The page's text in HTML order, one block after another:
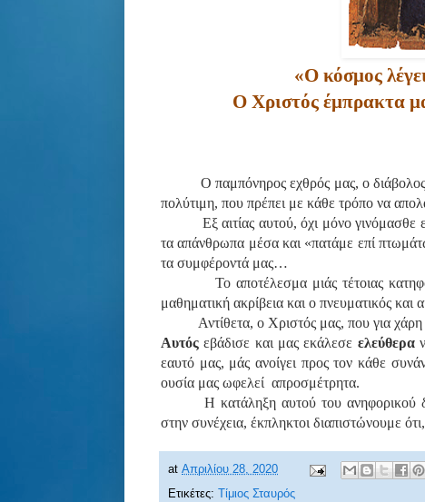
«Ο κόσμος
Ο Χριστός έμπρακτα
Ο παμπόνηρος εχθρός μας, ο
πολύτιμη, που πρέπει με κάθε τρόπο να
Εξ αιτίας αυτού, όχι μόνο
τα απάνθρωπα μέσα και «πατάμε επί
τα συμφέροντά μας…
Το αποτέλεσμα μιάς τέτοιας
μαθηματική ακρίβεια και ο πνευματικός και
Αντίθετα, ο Χριστός μας, που για
Αυτός εβάδισε και μας εκάλεσε ελεύθερα
εαυτό μας, μάς ανοίγει προς τον κάθε
ουσία μας ωφελεί απροσμέτρητα.
Η κατάληξη αυτού του ανηφορικού
στην συνέχεια, έκπληκτοι διαπιστώνουμε ότι,
at Απριλίου 28, 2020
Ετικέτες:
Τίμιος Σταυρός